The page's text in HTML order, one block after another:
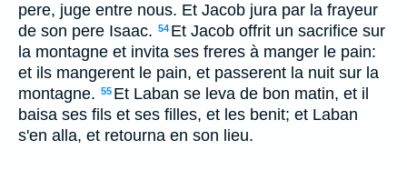
pere, juge entre nous. Et Jacob jura par la frayeur
de son pere Isaac. 54 Et Jacob offrit un sacrifice sur
la montagne et invita ses freres à manger le pain:
et ils mangerent le pain, et passerent la nuit sur la
montagne. 55 Et Laban se leva de bon matin, et il
baisa ses fils et ses filles, et les benit; et Laban
s'en alla, et retourna en son lieu.